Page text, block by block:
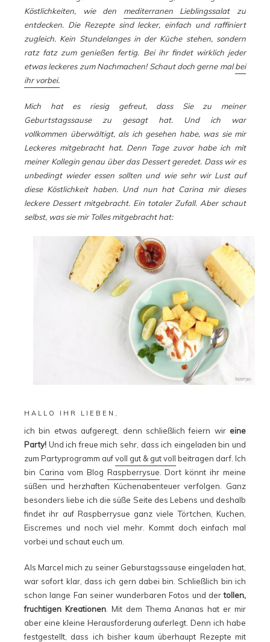
Köstlichkeiten, wie den mediterranen Lieblingssalatzu
entdecken. Die Rezepte sind lecker, einfach und raffiniert
zugleich. Kein Stundelanges in der Küche stehen, sondern
ratz fatz zum genießen fertig. Bei ihr findet wirklich jeder
etwas leckeres zum Nachmachen! Schaut doch gerne malbei
ihr vorbei.
Mich hat es riesig gefreut, dass Sie zu meiner
Geburtstagssause zu gesagt hat. Und ich war
vollkommen überwältigt, als ich gesehen habe, was sie mir
Leckeres mitgebracht hat. Denn Tage zuvor habe ich mit
meiner Kollegin genau über das Dessert geredet. Dass wir es
unbedingt wieder essen sollten und wie sehr wir Lust auf
diese Köstlichkeit haben. Und nun hat Carina mir dieses
leckere Dessert mitgebracht. Ein totaler Zufall. Aber schaut
selbst, was sie mir Tolles mitgebracht hat:
HALLO IHR LIEBEN,
ich bin etwas aufgeregt, denn schließlich feiern wir eine
Party! Und ich freue mich sehr, dass ich eingeladen bin und
zum Partyprogramm aufvoll gut & gut voll beitragen darf. Ich
bin Carina vom Blog Raspberrysue . Dort könnt ihr meine
süßen und herzhaften Küchenabenteuer verfolgen. Ganz
besonders liebe ich die süße Seite des Lebens und deshalb
findet ihr auf Raspberrysue ganz viele Törtchen, Kuchen,
Eiscremes und noch viel mehr. Kommt doch einfach mal
vorbei und schaut euch um.
Als Marcel mich zu seiner Geburstagssause eingeladen hat,
war sofort klar, dass ich gern dabei bin. Schließlich bin ich
schon lange Fan seiner wunderbaren Fotos und dertollen,
fruchtigen Kreationen. Mit dem Thema Ananas hat er mir
aber eine kleine Herausforderung auferlegt. Denn ich habe
festgestellt, dass ich bisher kaum überhaupt Rezepte mit